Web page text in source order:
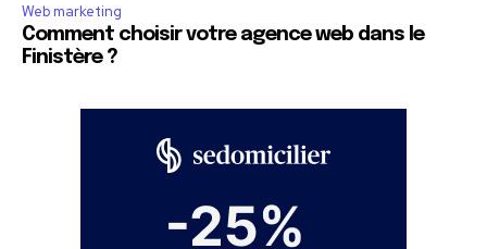
Web marketing
Comment choisir votre agence web dans le
Finistère ?